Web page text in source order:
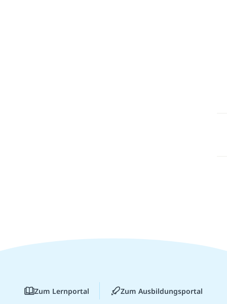
Zum Lernportal Zum Ausbildungsportal